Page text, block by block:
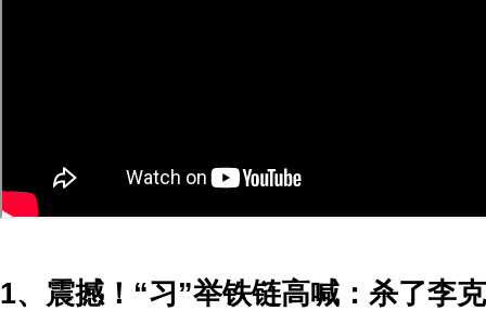
1、震撼！“习”举铁链高喊：杀了李